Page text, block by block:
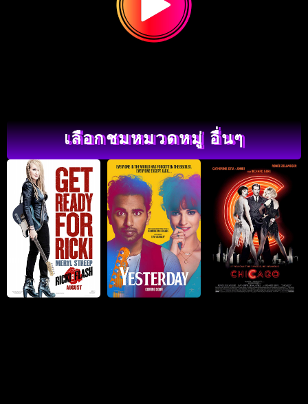
เลือกชมหมวดหมู่ อื่นๆ